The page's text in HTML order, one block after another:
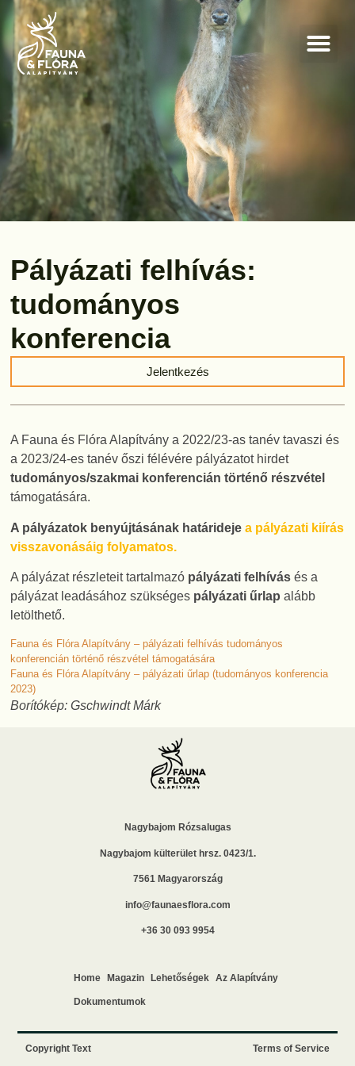
Pályázati felhívás:
tudományos
konferencia
Jelentkezés
A Fauna és Flóra Alapítvány a 2022/23-as tanév tavaszi és
a 2023/24-es tanév őszi félévére pályázatot hirdet
tudományos/szakmai konferencián történő részvétel
támogatására.
A pályázatok benyújtásának határidejea pályázati kiírás
visszavonásáig folyamatos.
A pályázat részleteit tartalmazó pályázati felhívás és a
pályázat leadásához szükséges pályázati űrlap alább
letölthető.
Fauna és Flóra Alapítvány – pályázati felhívás tudományos
konferencián történő részvétel támogatására
Fauna és Flóra Alapítvány – pályázati űrlap (tudományos konferencia
2023)
Borítókép: Gschwindt Márk
Nagybajom Rózsalugas
Nagybajom külterület hrsz. 0423/1.
7561 Magyarország
info@faunaesflora.com
+36 30 093 9954
Home Magazin Lehetőségek Az Alapítvány
Dokumentumok
Copyright Text Terms of Service